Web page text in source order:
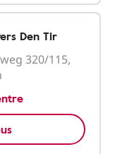
Den Tir
320/115,